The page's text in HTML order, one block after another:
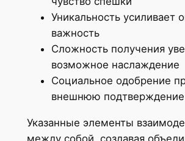
Уникальность
важность
Сложность получения
возможное наслаждение
Социальное одобрение
внешнюю подтверждение
Указанные элементы